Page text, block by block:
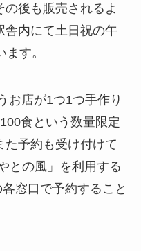
の後も販売されるよ
舎内にて土日祝の午
す。
お店が1つ1つ手作り
食という数量限定
た予約も受け付けて
との風」を利用する
窓口で予約すること